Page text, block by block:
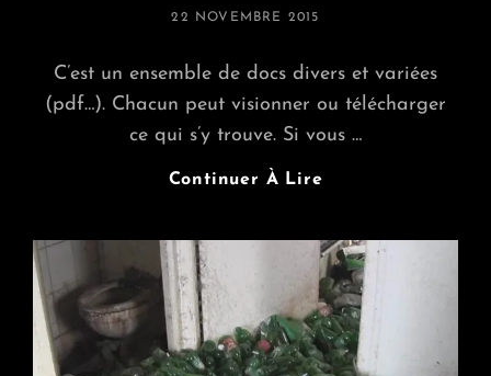
POSTED
22 NOVEMBRE 2015
C’est un ensemble de docs divers et variées
(pdf…). Chacun peut visionner ou télécharger
ce qui s’y trouve. Si vous …
Continuer À LireLa